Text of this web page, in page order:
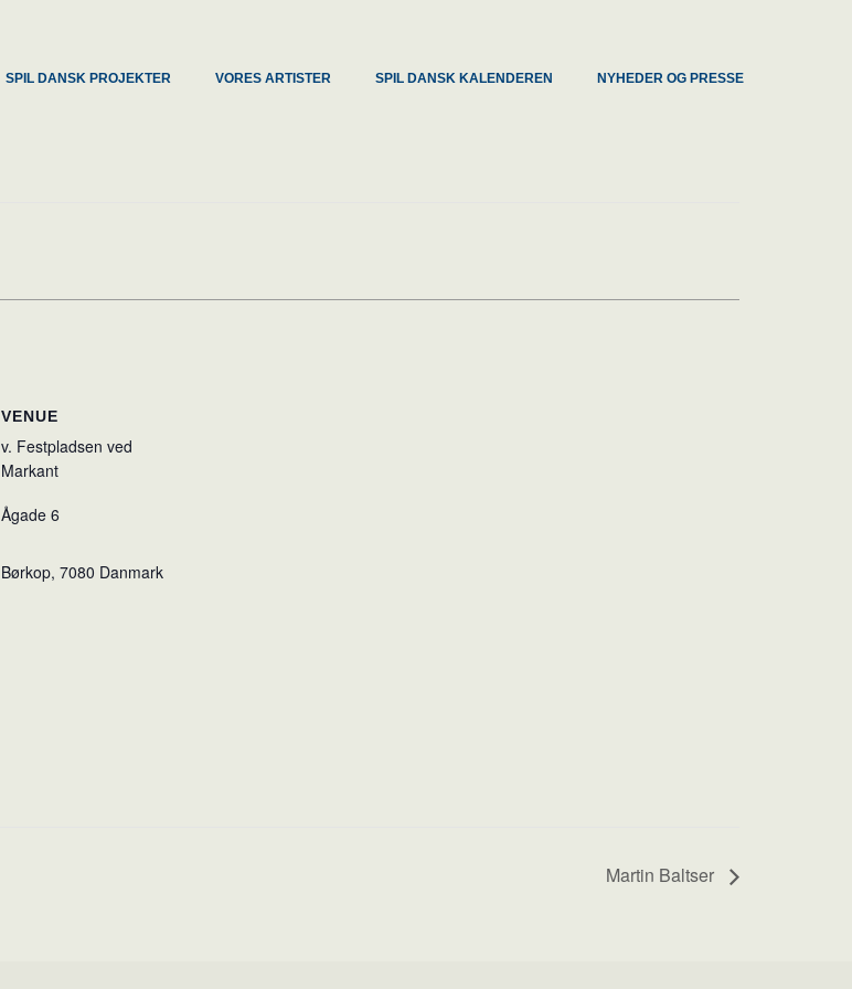
SPIL DANSK PROJEKTER VORES ARTISTER SPIL DANSK KALENDEREN NYHEDER OG PRESSE
VENUE
v. Festpladsen ved
Markant
Ågade 6
Børkop, 7080 Danmark
Martin Baltser